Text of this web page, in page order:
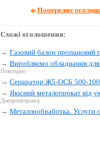
Попереднє
Схожі оголошення:
→Газовий балон пропановий
→Виробляємо обладнання
Повсюдно
→Сепаратор Ж5-ОСБ 500-
→ Якісний металопрокат від
Днепропетровск
→Металлообработка.